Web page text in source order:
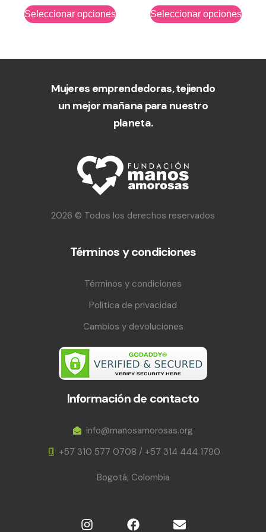
Seleccionar opciones Seleccionar opciones
Mujeres emprendedoras, tejiendo
un mejor mañana para nuestro
planeta.
2026 © Todos los derechos reservados
Términos y condiciones
Términos y condiciones
Política de privacidad
Cambios y devoluciones
Información de contacto
info@manosamorosas.org
+57 310 577 0708 / +57 314 444 1790
Bogotá, Colombia